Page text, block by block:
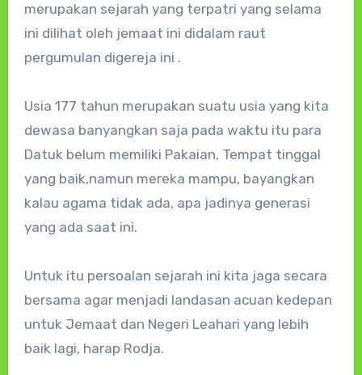
merupakan sejarah yang terpatri yang selama
ini dilihat oleh jemaat ini didalam raut
pergumulan digereja ini .
Usia 177 tahun merupakan suatu usia yang kita
dewasa banyangkan saja pada waktu itu para
Datuk belum memiliki Pakaian, Tempat tinggal
yang baik,namun mereka mampu, bayangkan
kalau agama tidak ada, apa jadinya generasi
yang ada saat ini.
Untuk itu persoalan sejarah ini kita jaga secara
bersama agar menjadi landasan acuan kedepan
untuk Jemaat dan Negeri Leahari yang lebih
baik lagi, harap Rodja.